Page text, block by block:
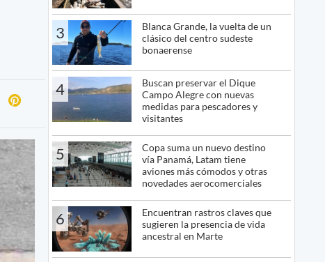
3
Blanca Grande, la vuelta de un
clásico del centro sudeste
bonaerense
4
Buscan preservar el Dique
Campo Alegre con nuevas
medidas para pescadores y
visitantes
5
Copa suma un nuevo destino
vía Panamá, Latam tiene
aviones más cómodos y otras
novedades aerocomerciales
6
Encuentran rastros claves que
sugieren la presencia de vida
ancestral en Marte